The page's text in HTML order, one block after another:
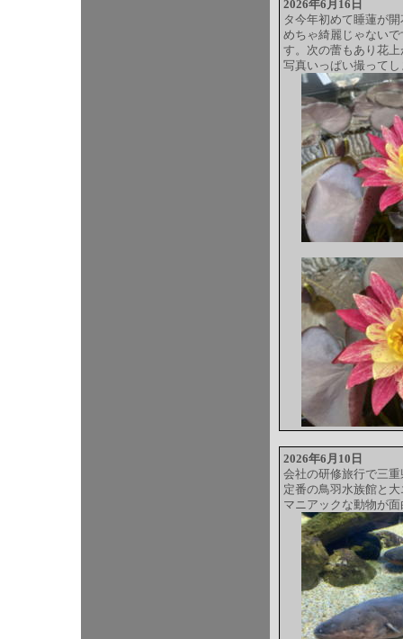
2026年6月16日
タ今年初めて睡蓮が
めちゃ綺麗じゃない
す。次の蕾もあり花
写真いっぱい撮って
2026年6月10日
会社の研修旅行で三
定番の鳥羽水族館と
マニアックな動物が